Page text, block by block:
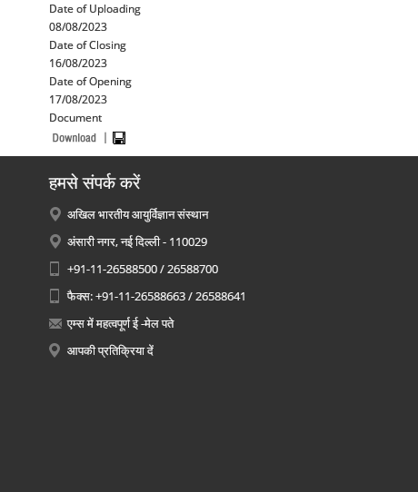
Date of Uploading
08/08/2023
Date of Closing
16/08/2023
Date of Opening
17/08/2023
Document
हमसे संपर्क करें
अखिल भारतीय आयुर्विज्ञान संस्थान
अंसारी नगर, नई दिल्ली - 110029
+91-11-26588500 / 26588700
फैक्स: +91-11-26588663 / 26588641
एम्स में महत्वपूर्ण ई -मेल पते
आपकी प्रतिक्रिया दें